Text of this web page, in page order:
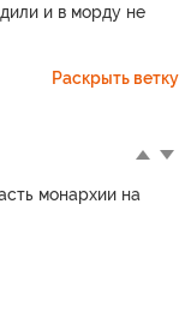
и в морду не
Раскрыть ветку
монархии на